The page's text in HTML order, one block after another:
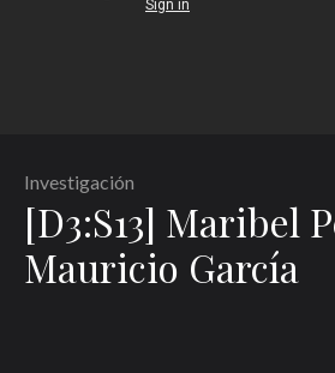
Investigación
[D3:S13] Maribel
Mauricio García